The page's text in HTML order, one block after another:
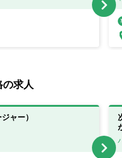
の求人
ャー）